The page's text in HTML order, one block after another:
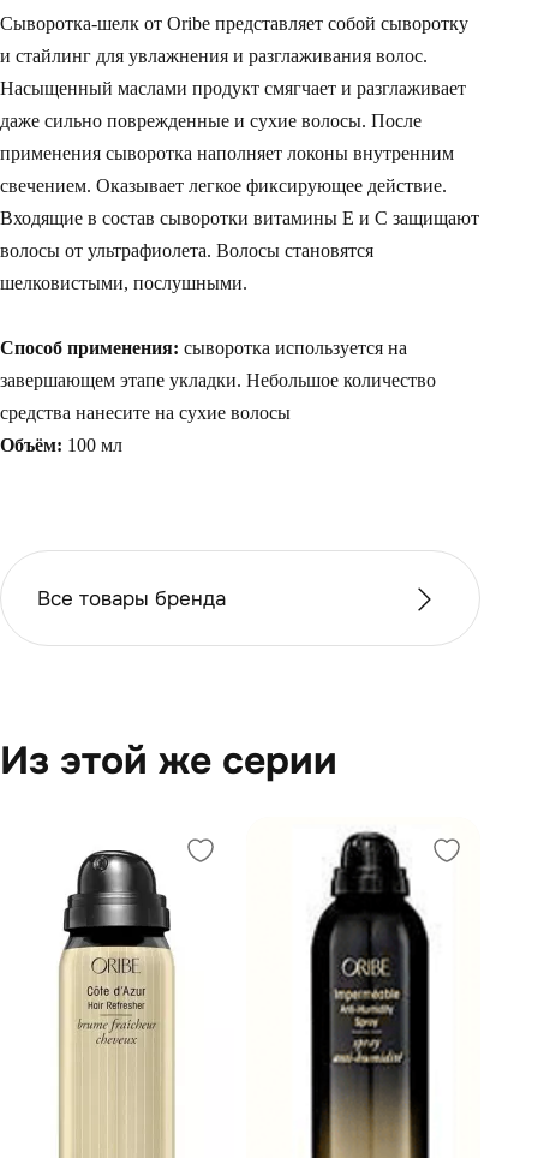
Сыворотка-шелк от Oribe представляет собой сыворотку
и стайлинг для увлажнения и разглаживания волос.
Насыщенный маслами продукт смягчает и разглаживает
даже сильно поврежденные и сухие волосы. После
применения сыворотка наполняет локоны внутренним
свечением. Оказывает легкое фиксирующее действие.
Входящие в состав сыворотки витамины E и C защищают
волосы от ультрафиолета. Волосы становятся
шелковистыми, послушными.
Способ применения: сыворотка используется на
завершающем этапе укладки. Небольшое количество
средства нанесите на сухие волосы
Объём: 100 мл
Все товары бренда
Из этой же серии